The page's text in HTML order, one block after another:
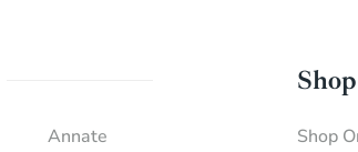
Annate
Shop
Shop